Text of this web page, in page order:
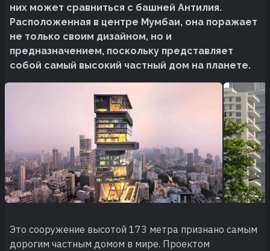
них может сравниться с башней Антилия.
Расположенная в центре Мумбаи, она поражает
не только своим дизайном, но и
предназначением, поскольку представляет
собой самый высокий частный дом на планете.
Это сооружение высотой 173 метра признано самым
дорогим частным домом в мире. Проектом